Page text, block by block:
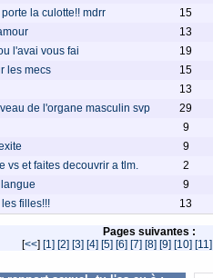
la culotte!! mdrr 15
13
l'avai vous fai 19
les mecs 15
13
de l'organe masculin svp 29
9
9
vs et faites decouvrir a tlm. 2
9
filles!!! 13
Pages suivantes :
[<<] [1] [2] [3] [4] [5] [6] [7] [8] [9] [10] [11]